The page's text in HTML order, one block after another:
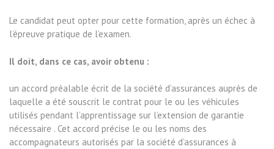
Le candidat peut opter pour cette formation, après un échec à
l’épreuve pratique de l’examen.
Il doit, dans ce cas, avoir obtenu :
un accord préalable écrit de la société d’assurances auprès de
laquelle a été souscrit le contrat pour le ou les véhicules
utilisés pendant l’apprentissage sur l’extension de garantie
nécessaire . Cet accord précise le ou les noms des
accompagnateurs autorisés par la société d’assurances à